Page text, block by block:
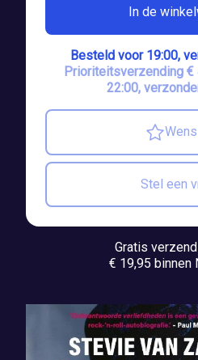
In de
Besteld voor 19:00,
Prioriteitsverzending €
22:00,
Stel een
Gratis
€ 19,95 binnen